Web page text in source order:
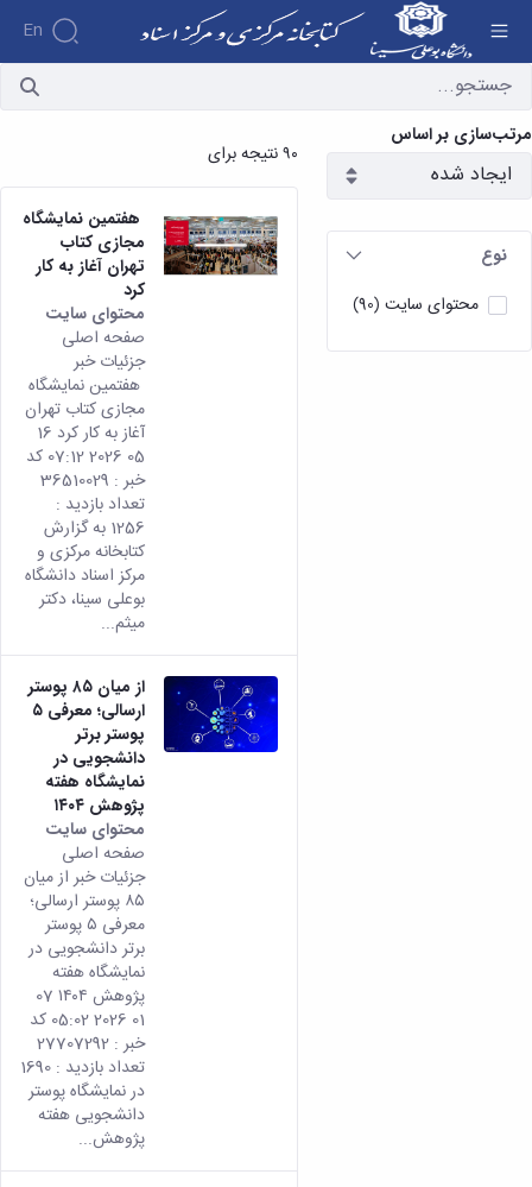
En
درباره
تاریخچه
معرفی
جستجوی
کتاب
مدارک
جستجوی
تمام
متن
فهرست
لینک
مفید
های
ارتباط با
آرشیو اخبار - کتابخانه مرکزی و مرکز اسناد
مرتب‌سازی بر اساس
نوع
محتوای سایت (90)
۹۰ نتیجه برای
هفتمین نمایشگاه
مجازی کتاب
تهران آغاز به کار
کرد
محتوای سایت
صفحه اصلی
جزئیات خبر
هفتمین نمایشگاه
مجازی کتاب تهران
آغاز به کار کرد 16
05 2026 07:12 کد
خبر : 36510029
تعداد بازدید :
1256 به گزارش
کتابخانه مرکزی و
مرکز اسناد دانشگاه
بوعلی سینا، دکتر
میثم...
از میان ۸۵ پوستر
ارسالی؛ معرفی ۵
پوستر برتر
دانشجویی در
نمایشگاه هفته
پژوهش ۱۴۰۴
محتوای سایت
صفحه اصلی
جزئیات خبر از میان
۸۵ پوستر ارسالی؛
معرفی ۵ پوستر
برتر دانشجویی در
نمایشگاه هفته
پژوهش ۱۴۰۴ 07
01 2026 05:02 کد
خبر : 27707292
تعداد بازدید : 1690
در نمایشگاه پوستر
دانشجویی هفته
پژوهش...